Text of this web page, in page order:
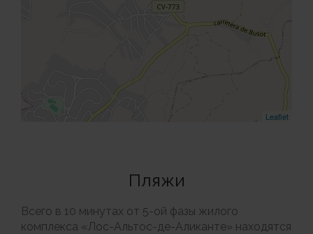
Leaflet
Пляжи
Всего в 10 минутах от 5-ой фазы жилого
комплекса «Лос-Альтос-де-Аликанте» находятся